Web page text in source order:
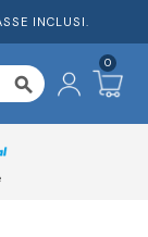
INCLUSI.
search
0